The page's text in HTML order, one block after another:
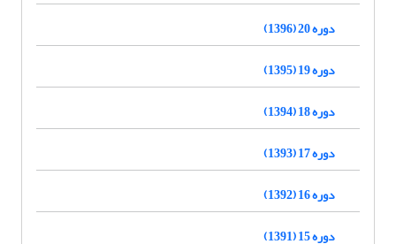
دوره 20 (1396)
دوره 19 (1395)
دوره 18 (1394)
دوره 17 (1393)
دوره 16 (1392)
دوره 15 (1391)